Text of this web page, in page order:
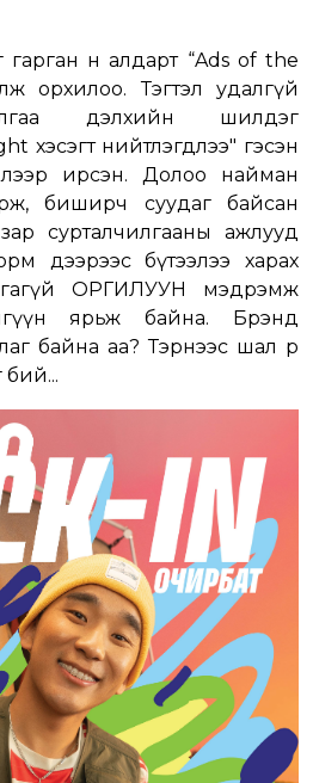
өнөө алдарт “Ads of the
орхилоо. Тэгтэл удалгүй
дэлхийн шилдэг
хэсэгт нийтлэгдлээ" гэсэн
ирсэн. Долоо найман
харж, биширч суудаг байсан
сурталчилгааны ажлууд
дээрээс бүтээлээ харах
ОРГИЛУУН мэдрэмж
ярьж байна. Брэнд
байна аа? Тэрнээс шал өөр
бий...